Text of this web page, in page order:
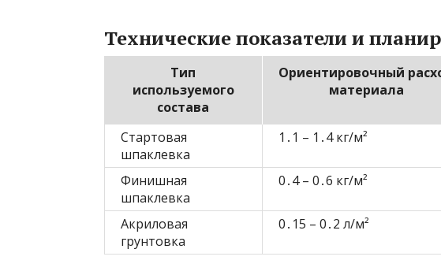
Технические показатели и
Тип
используемого
состава
Ориентировочный
материала
Стартовая
шпаклевка
1․1 – 1․4 кг/м²
Финишная
шпаклевка
0․4 – 0․6 кг/м²
Акриловая
грунтовка
0․15 – 0․2 л/м²